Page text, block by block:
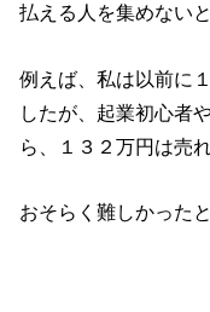
払える人を集めない
例えば、私は以前に
したが、起業初心者
ら、１３２万円は売
おそらく難しかった